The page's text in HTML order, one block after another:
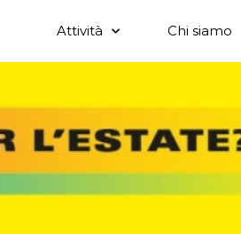
Attività Chi siamo